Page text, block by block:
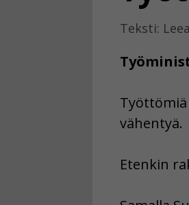
Teksti:
vähentyä.
Etenkin